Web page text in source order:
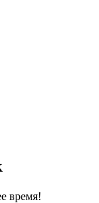
время!